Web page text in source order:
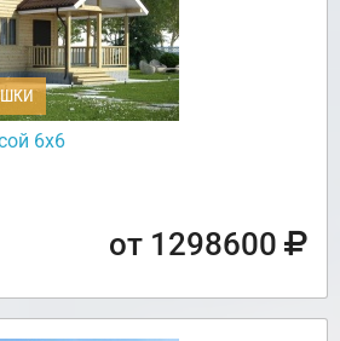
6х6
от 1298600